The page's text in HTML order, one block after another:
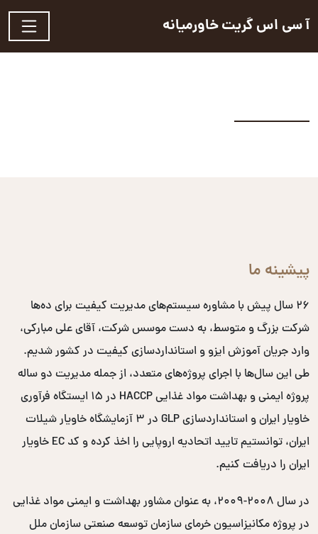
آ سی اس گریت خاورمیانه
پیشینه ما
۲۶ سال پیش با مشاوره سیستم‌های مدیریت کیفیت برای ده‌ها
شرکت بزرگ و متوسط، به دست موسس شرکت، آقای علی مبارکی،
وارد جریان آموزش ایزو و استانداردسازی کیفیت در کشور شدیم.
طی این سال‌ها با اجرای پروژه‌های متعدد، از جمله مدیریت دو ساله
پروژه ایمنی و بهداشت مواد غذایی HACCP در ۱۵ ایستگاه فرآوری
خاویار ایران و استانداردسازی GLP در ۳ آزمایشگاه خاویار شیلات
ایران، توانستیم تایید اتحادیه اروپایی را اخذ کرده و کد EC خاویار
ایران را دریافت کنیم.
در سال ۲۰۰۸-۲۰۰۹، به عنوان مشاور بهداشت و ایمنی مواد غذایی
در پروژه مکانیزاسیون خرمای سازمان توسعه صنعتی سازمان ملل